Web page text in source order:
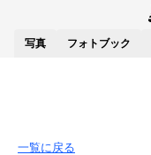
写真 フォトブック
一覧に戻る